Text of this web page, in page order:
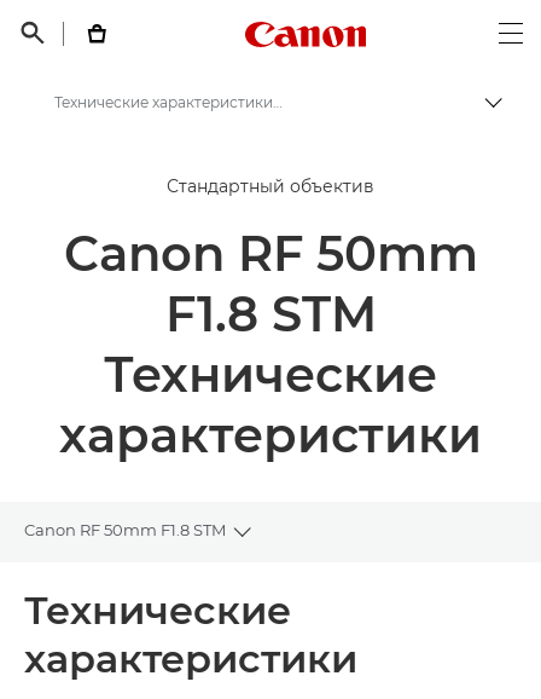
 
Canon Logo, back
Объективы для камер Canon
Canon RF 50mm F1.8 STM - Объективы RF
Стандартный объектив
Canon RF 50mm
F1.8 STM
Технические
характеристики
Canon RF 50mm F1.8 STM
Toggle breadcrumbs
Технические характеристики
Технические
характеристики